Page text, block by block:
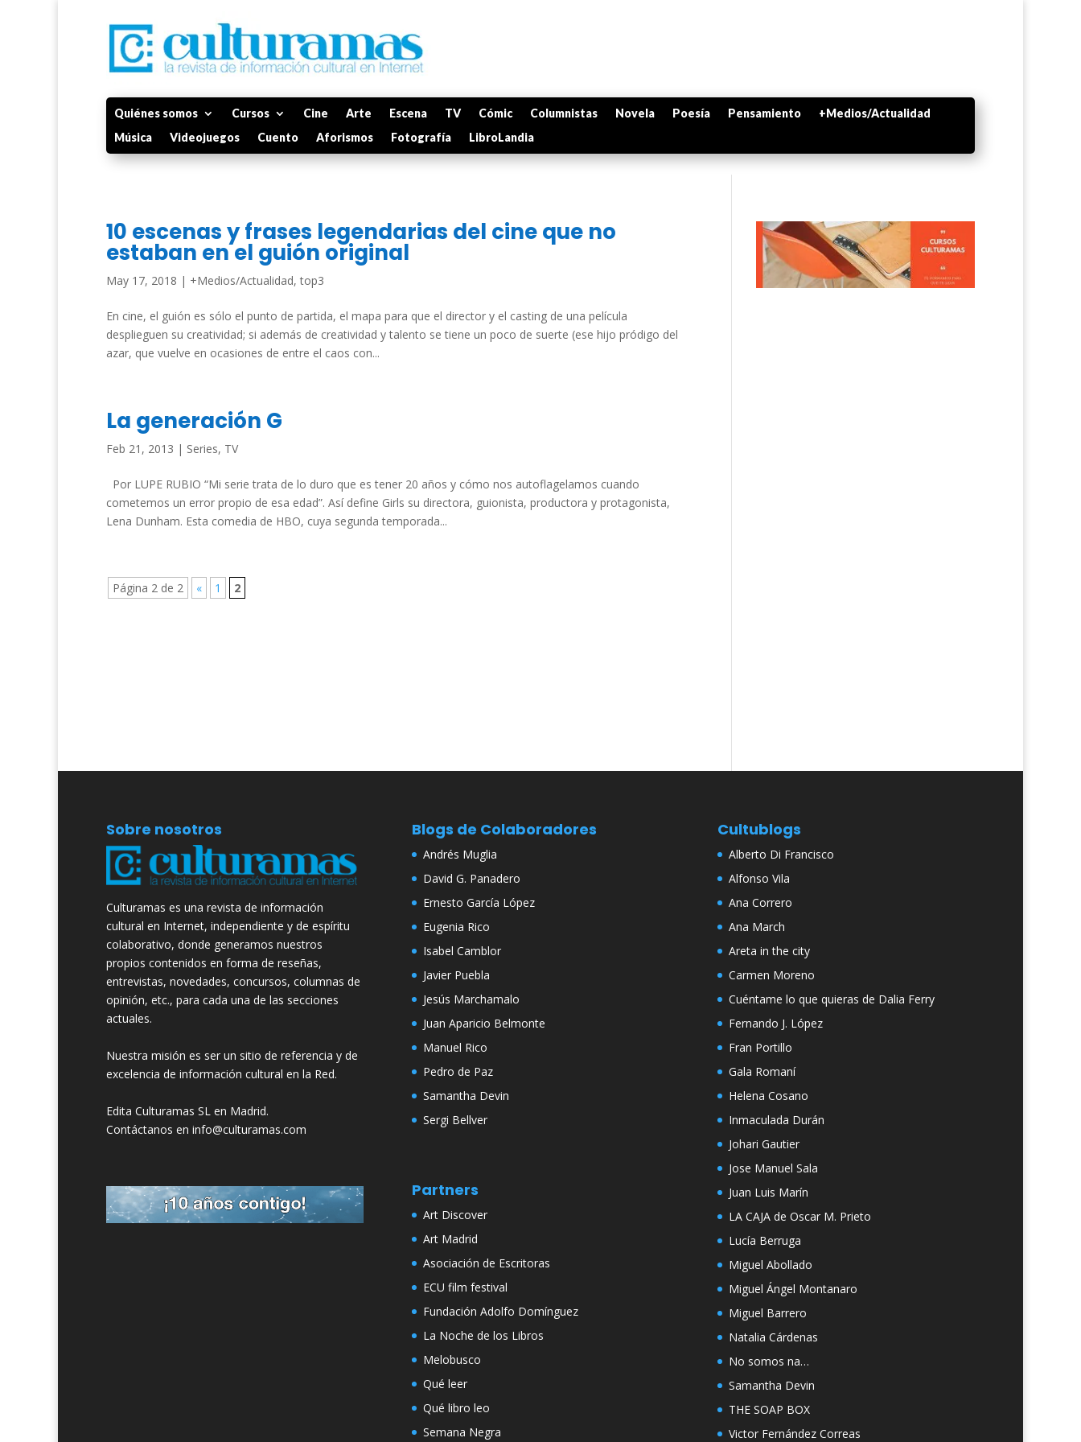
Quiénes somos Cursos Cine Arte Escena TV Cómic Columnistas Novela Poesía Pensamiento
+Medios/Actualidad
Música
Videojuegos Cuento Aforismos Fotografía LibroLandia
10 escenas y frases legendarias del cine que no
estaban en el guión original
May 17, 2018 | +Medios/Actualidad,top3
En cine, el guión es sólo el punto de partida, el mapa para que el director y el casting de una película
desplieguen su creatividad; si además de creatividad y talento se tiene un poco de suerte (ese hijo pródigo del
azar, que vuelve en ocasiones de entre el caos con...
La generación G
Feb 21, 2013 | Series, TV
Por LUPE RUBIO “Mi serie trata de lo duro que es tener 20 años y cómo nos autoflagelamos cuando
cometemos un error propio de esa edad”. Así define Girls su directora, guionista, productora y protagonista,
Lena Dunham. Esta comedia de HBO, cuya segunda temporada...
Página 2 de 2 « 1 2
Sobre nosotros
Culturamas es una revista de información
cultural en Internet, independiente y de espíritu
colaborativo, donde generamos nuestros
propios contenidos en forma de reseñas,
entrevistas, novedades, concursos, columnas de
opinión, etc., para cada una de las secciones
actuales.
Nuestra misión es ser un sitio de referencia y de
excelencia de información cultural en la Red.
Edita Culturamas SL en Madrid.
Contáctanos en info@culturamas.com
Blogs de Colaboradores
Andrés Muglia
David G. Panadero
Ernesto García López
Eugenia Rico
Isabel Camblor
Javier Puebla
Jesús Marchamalo
Juan Aparicio Belmonte
Manuel Rico
Pedro de Paz
Samantha Devin
Sergi Bellver
Partners
Art Discover
Art Madrid
Asociación de Escritoras
ECU film festival
Fundación Adolfo Domínguez
La Noche de los Libros
Melobusco
Qué leer
Qué libro leo
Semana Negra
Cultublogs
Alberto Di Francisco
Alfonso Vila
Ana Correro
Ana March
Areta in the city
Carmen Moreno
Cuéntame lo que quieras de Dalia Ferry
Fernando J. López
Fran Portillo
Gala Romaní
Helena Cosano
Inmaculada Durán
Johari Gautier
Jose Manuel Sala
Juan Luis Marín
LA CAJA de Oscar M. Prieto
Lucía Berruga
Miguel Abollado
Miguel Ángel Montanaro
Miguel Barrero
Natalia Cárdenas
No somos na…
Samantha Devin
THE SOAP BOX
Victor Fernández Correas